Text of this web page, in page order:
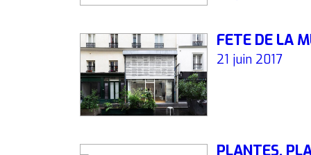
FÊTE DE LA
21 juin 2017
PLANTES,